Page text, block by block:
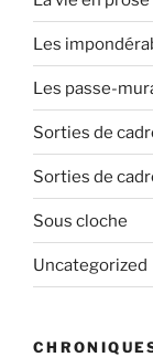
Les
Les passe-
Sorties de
Sorties de
Sous cloche
Uncategorized